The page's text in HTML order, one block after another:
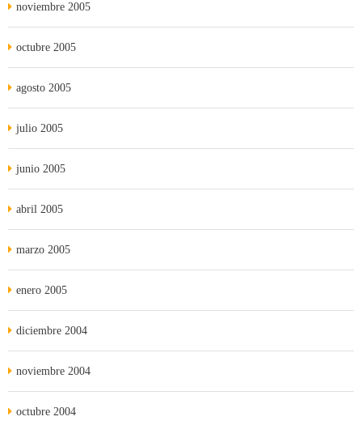
noviembre 2005
octubre 2005
agosto 2005
julio 2005
junio 2005
abril 2005
marzo 2005
enero 2005
diciembre 2004
noviembre 2004
octubre 2004